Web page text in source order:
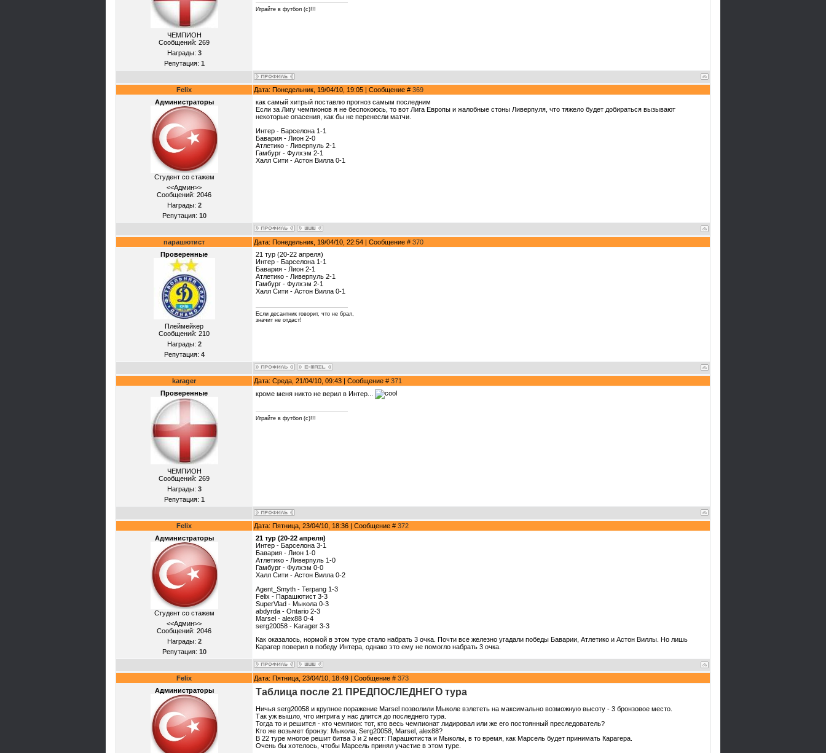
ЧЕМПИОН
Сообщений: 269
Награды: 3
Репутация: 1
Играйте в футбол (с)!!!
Felix Дата: Понедельник, 19/04/10, 19:05 | Сообщение # 369
Администраторы
Студент со стажем
<<Админ>>
Сообщений: 2046
Награды: 2
Репутация: 10
как самый хитрый поставлю прогноз самым последним
Если за Лигу чемпионов я не беспокоюсь, то вот Лига Европы и жалобные стоны Ливерпуля, что тяжело будет добираться вызывают
некоторые опасения, как бы не перенесли матчи.
Интер - Барселона 1-1
Бавария - Лион 2-0
Атлетико - Ливерпуль 2-1
Гамбург - Фулхэм 2-1
Халл Сити - Астон Вилла 0-1
парашютист Дата: Понедельник, 19/04/10, 22:54 | Сообщение # 370
Проверенные
Плеймейкер
Сообщений: 210
Награды: 2
Репутация: 4
21 тур (20-22 апреля)
Интер - Барселона 1-1
Бавария - Лион 2-1
Атлетико - Ливерпуль 2-1
Гамбург - Фулхэм 2-1
Халл Сити - Астон Вилла 0-1
Если десантник говорит, что не брал,
значит не отдаст!
karager Дата: Среда, 21/04/10, 09:43 | Сообщение # 371
Проверенные
ЧЕМПИОН
Сообщений: 269
Награды: 3
Репутация: 1
кроме меня никто не верил в Интер...
Играйте в футбол (с)!!!
Felix Дата: Пятница, 23/04/10, 18:36 | Сообщение # 372
Администраторы
Студент со стажем
<<Админ>>
Сообщений: 2046
Награды: 2
Репутация: 10
21 тур (20-22 апреля)
Интер - Барселона 3-1
Бавария - Лион 1-0
Атлетико - Ливерпуль 1-0
Гамбург - Фулхэм 0-0
Халл Сити - Астон Вилла 0-2
Agent_Smyth - Terpang 1-3
Felix - Парашютист 3-3
SuperVlad - Мыкола 0-3
abdyrda - Ontario 2-3
Marsel - alex88 0-4
serg20058 - Karager 3-3
Как оказалось, нормой в этом туре стало набрать 3 очка. Почти все железно угадали победы Баварии, Атлетико и Астон Виллы. Но лишь
Карагер поверил в победу Интера, однако это ему не помогло набрать 3 очка.
Felix Дата: Пятница, 23/04/10, 18:49 | Сообщение # 373
Администраторы
Таблица после 21 ПРЕДПОСЛЕДНЕГО тура
Ничья serg20058 и крупное поражение Marsel позволили Мыколе взлететь на максимально возможную высоту - 3 бронзовое место.
Так уж вышло, что интрига у нас длится до последнего тура.
Тогда то и решится - кто чемпион: тот, кто весь чемпионат лидировал или же его постоянный преследователь?
Кто же возьмет бронзу: Мыкола, Serg20058, Marsel, alex88?
В 22 туре многое решит битва 3 и 2 мест: Парашютиста и Мыколы, в то время, как Марсель будет принимать Карагера.
Очень бы хотелось, чтобы Марсель принял участие в этом туре.